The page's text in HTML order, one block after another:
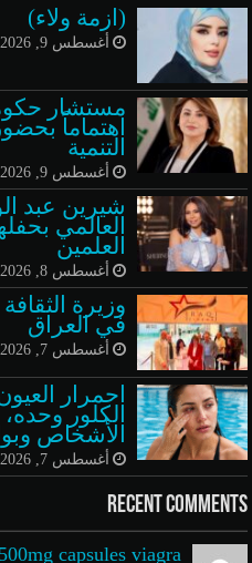
(ازمة ولاء)
أغسطس 9, 2026
مستشار
اهتماماً
التنمية
أغسطس 9, 2026
شيرين عبد
العالمي
العلمين
أغسطس 8, 2026
في العراق
أغسطس 7, 2026
احمرار
الكلور
الأشخاص
أغسطس 7, 2026
Recent Comments
capsules viagra